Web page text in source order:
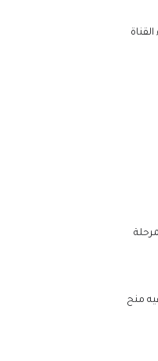
على أن يتأهل أول 3 أندية في ختام المرحلة
منح